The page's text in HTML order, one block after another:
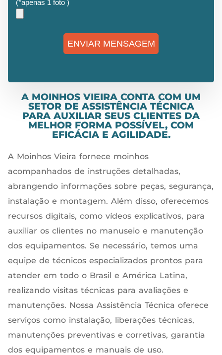
A MOINHOS VIEIRA CONTA COM UM
SETOR DE ASSISTÊNCIA TÉCNICA
PARA AUXILIAR SEUS CLIENTES DA
MELHOR FORMA POSSÍVEL, COM
EFICÁCIA E AGILIDADE.
A Moinhos Vieira fornece moinhos
acompanhados de instruções detalhadas,
abrangendo informações sobre peças, segurança,
instalação e montagem. Além disso, oferecemos
recursos digitais, como vídeos explicativos, para
auxiliar os clientes no manuseio e manutenção
dos equipamentos. Se necessário, temos uma
equipe de técnicos especializados prontos para
atender em todo o Brasil e América Latina,
realizando visitas técnicas para avaliações e
manutenções. Nossa Assistência Técnica oferece
serviços como instalação, liberações técnicas,
manutenções preventivas e corretivas, garantia
dos equipamentos e manuais de uso.